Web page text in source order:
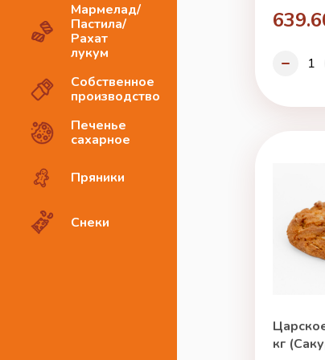
Мармелад/
Пастила/
Рахат
лукум
Собственное
производство
Печенье
сахарное
Пряники
Снеки
кг